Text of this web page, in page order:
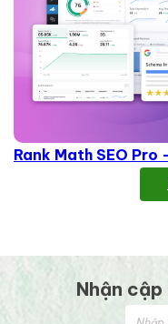
Rank Math SEO Pro
Nhận